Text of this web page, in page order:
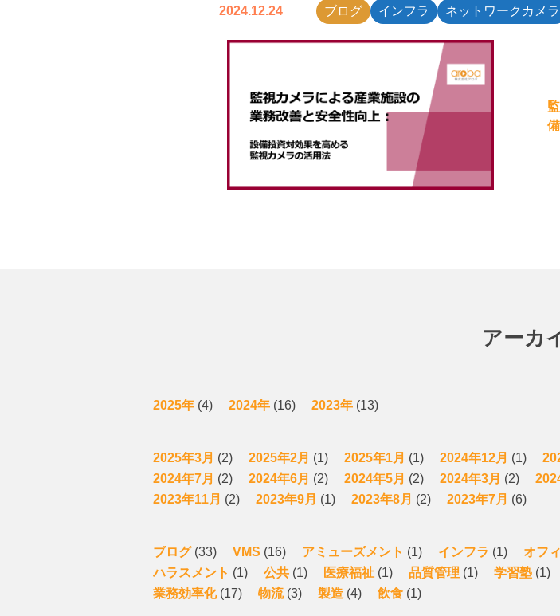
2024.12.24 ブログ インフラ ネットワークカメラ
アーカ
2025年 (4) 2024年 (16) 2023年 (13)
2025年3月 (2) 2025年2月 (1) 2025年1月 (1) 2024年12月 (1)
2024年7月 (2) 2024年6月 (2) 2024年5月 (2) 2024年3月 (2)
2023年11月 (2) 2023年9月 (1) 2023年8月 (2) 2023年7月 (6)
ブログ(33) VMS (16) アミューズメント (1) インフラ (1) オフ
ハラスメント (1) 公共 (1) 医療福祉 (1) 品質管理 (1) 学習塾 (1)
業務効率化(17) 物流(3) 製造 (4) 飲食 (1)